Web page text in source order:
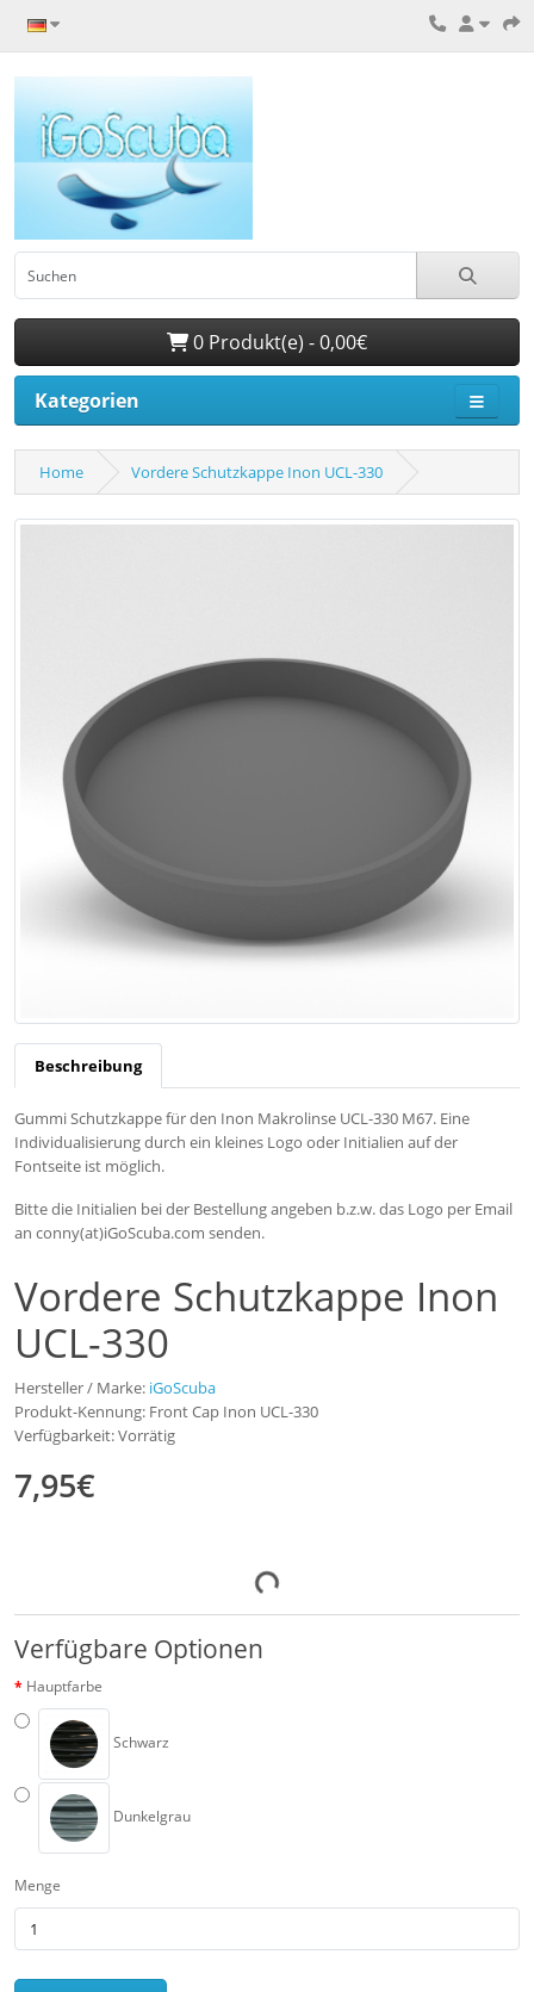
0 Produkt(e) - 0,00€
Kategorien
Home Vordere Schutzkappe Inon UCL-330
Beschreibung
Gummi Schutzkappe für den Inon Makrolinse UCL-330 M67. Eine
Individualisierung durch ein kleines Logo oder Initialien auf der
Fontseite ist möglich.
Bitte die Initialien bei der Bestellung angeben b.z.w. das Logo per Email
an conny(at)iGoScuba.com senden.
Vordere Schutzkappe Inon
UCL-330
Hersteller / Marke: iGoScuba
Produkt-Kennung: Front Cap Inon UCL-330
Verfügbarkeit: Vorrätig
7,95€
Verfügbare Optionen
Hauptfarbe
Schwarz
Dunkelgrau
Menge